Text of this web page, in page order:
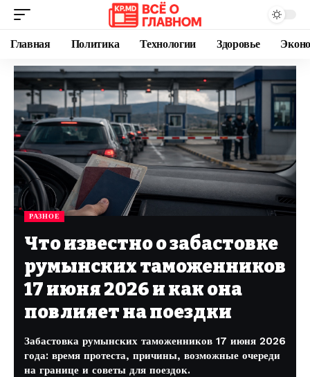
Главная Политика Технологии Здоровье
РАЗНОЕ
Что известно о забастовке
румынских таможенников
17 июня 2026 и как она
повлияет на поездки
Забастовка румынских таможенников 17 июня 2026
года: время протеста, причины, возможные очереди
на границе и советы для поездок.